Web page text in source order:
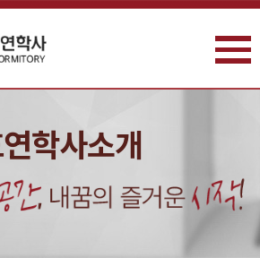
학사소개